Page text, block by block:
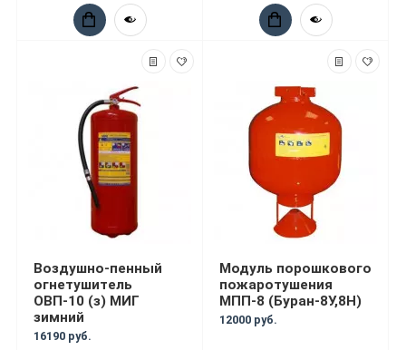
Воздушно-пенный
огнетушитель
ОВП-10 (з) МИГ
зимний
16190 руб.
Модуль порошкового
пожаротушения
МПП-8 (Буран-8У,8Н)
12000 руб.